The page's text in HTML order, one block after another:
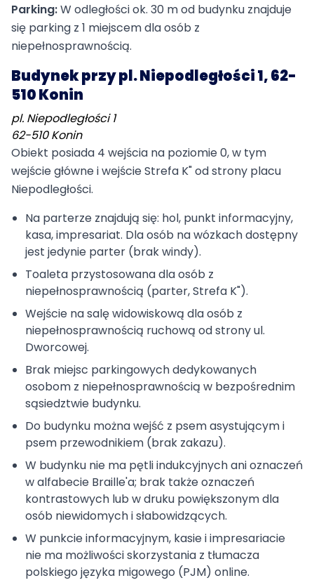
Parking:W odległości ok. 30 m od budynku znajduje
się parking z 1 miejscem dla osób z
niepełnosprawnością.
Budynek przy pl. Niepodległości 1, 62-
510 Konin
pl. Niepodległości 1
62-510 Konin
Obiekt posiada 4 wejścia na poziomie 0, w tym
wejście główne i wejście Strefa K" od strony placu
Niepodległości.
Na parterze znajdują się: hol, punkt informacyjny,
kasa, impresariat. Dla osób na wózkach dostępny
jest jedynie parter (brak windy).
Toaleta przystosowana dla osób z
niepełnosprawnością (parter, Strefa K").
Wejście na salę widowiskową dla osób z
niepełnosprawnością ruchową od strony ul.
Dworcowej.
Brak miejsc parkingowych dedykowanych
osobom z niepełnosprawnością w bezpośrednim
sąsiedztwie budynku.
Do budynku można wejść z psem asystującym i
psem przewodnikiem (brak zakazu).
W budynku nie ma pętli indukcyjnych ani oznaczeń
w alfabecie Braille'a; brak także oznaczeń
kontrastowych lub w druku powiększonym dla
osób niewidomych i słabowidzących.
W punkcie informacyjnym, kasie i impresariacie
nie ma możliwości skorzystania z tłumacza
polskiego języka migowego (PJM) online.